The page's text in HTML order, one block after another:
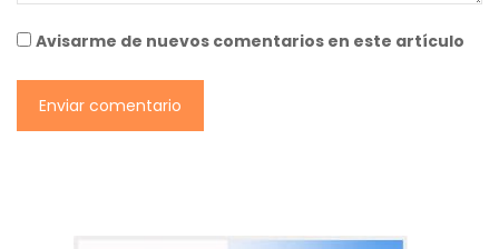
Avisarme de nuevos comentarios en este artículo